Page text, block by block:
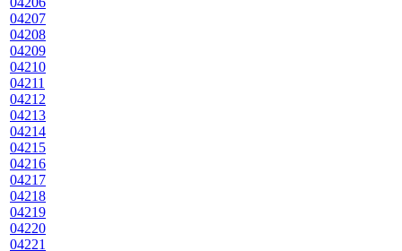
04207
04208
04209
04210
04211
04212
04213
04214
04215
04216
04217
04218
04219
04220
04221